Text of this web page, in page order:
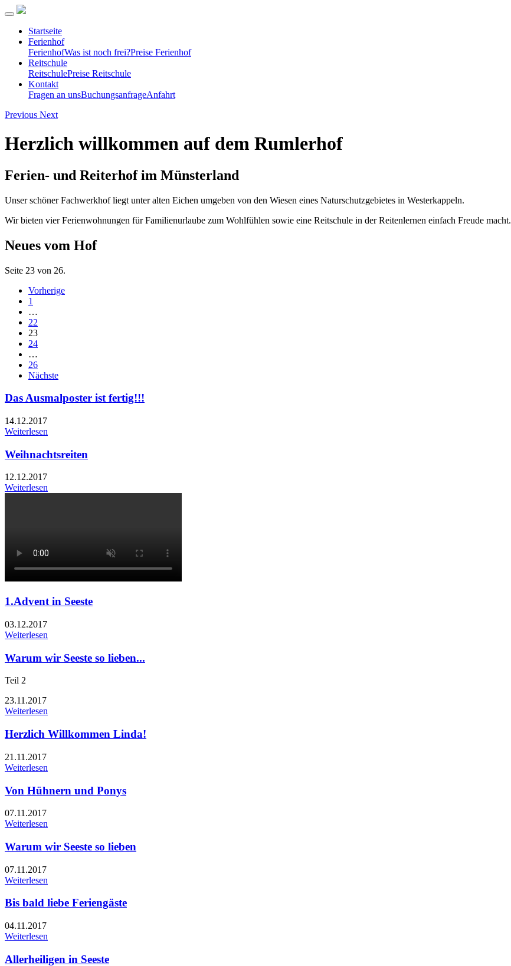
Startseite
Ferienhof
FerienhofWas ist noch frei?Preise Ferienhof
Reitschule
ReitschulePreise Reitschule
Kontakt
Fragen an unsBuchungsanfrageAnfahrt
Previous Next
Herzlich willkommen auf dem Rumlerhof
Ferien- und Reiterhof im Münsterland
Unser schöner Fachwerkhof liegt unter alten Eichen umgeben von den Wiesen eines Naturschutzgebietes in Westerkappeln.
Wir bieten vier Ferienwohnungen für Familienurlaube zum Wohlfühlen sowie eine Reitschule in der Reitenlernen einfach Freude macht.
Neues vom Hof
Seite 23 von 26.
Vorherige
1
…
22
23
24
…
26
Nächste
Das Ausmalposter ist fertig!!!
14.12.2017
Weiterlesen
Weihnachtsreiten
12.12.2017
Weiterlesen
1.Advent in Seeste
03.12.2017
Weiterlesen
Warum wir Seeste so lieben...
Teil 2
23.11.2017
Weiterlesen
Herzlich Willkommen Linda!
21.11.2017
Weiterlesen
Von Hühnern und Ponys
07.11.2017
Weiterlesen
Warum wir Seeste so lieben
07.11.2017
Weiterlesen
Bis bald liebe Feriengäste
04.11.2017
Weiterlesen
Allerheiligen in Seeste